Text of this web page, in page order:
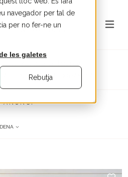
navegador per tal de
per no fer-ne un
les galetes
Rebutja
en venda a Torrent
AUTENTICITAT EMPORDANESA
ANUNCI